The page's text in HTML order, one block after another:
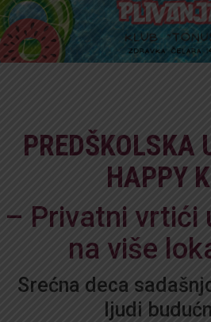
PREDŠKOLSKA
HAPPY
– Privatni vrtići
na više
Srećna deca
ljudi